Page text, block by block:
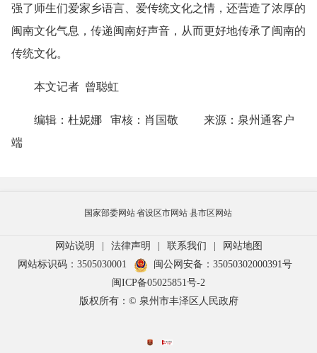
强了师生们爱家乡语言、爱传统文化之情，还营造了浓厚的
闽南文化气息，传递闽南好声音，从而更好地传承了闽南的
传统文化。
本文记者 曾聪虹
编辑：杜妮娜 审核：肖国敬 来源：泉州通客户
端
国家部委网站省设区市网站 县市区网站
网站说明 | 法律声明 | 联系我们 |
网站地图
网站标识码：3505030001
闽公网安备：35050302000391号
闽ICP备05025851号-2
版权所有：© 泉州市丰泽区人民政府